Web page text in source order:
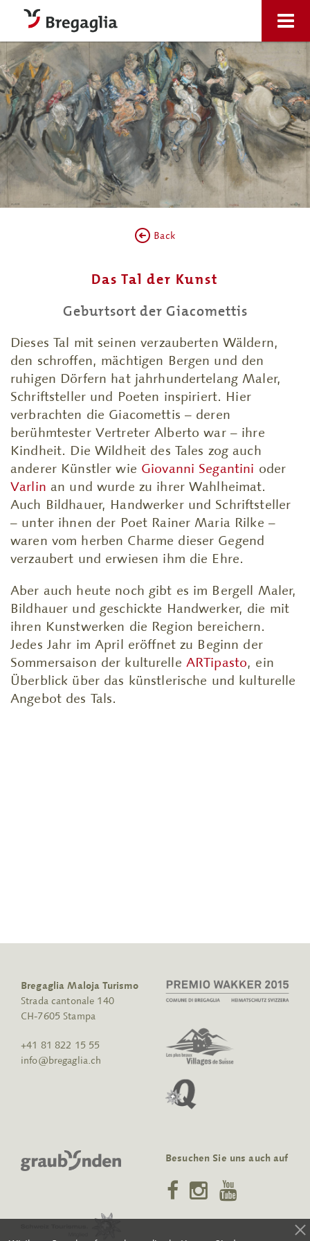
Back
Das Tal der Kunst
Geburtsort der Giacomettis
Dieses Tal mit seinen verzauberten Wäldern,
den schroffen, mächtigen Bergen und den
ruhigen Dörfern hat jahrhundertelang Maler,
Schriftsteller und Poeten inspiriert. Hier
verbrachten die Giacomettis – deren
berühmtester Vertreter Alberto war – ihre
Kindheit. Die Wildheit des Tales zog auch
anderer Künstler wie Giovanni Segantini oder
Varlin an und wurde zu ihrer Wahlheimat.
Auch Bildhauer, Handwerker und Schriftsteller
– unter ihnen der Poet Rainer Maria Rilke –
waren vom herben Charme dieser Gegend
verzaubert und erwiesen ihm die Ehre.
Aber auch heute noch gibt es im Bergell Maler,
Bildhauer und geschickte Handwerker, die mit
ihren Kunstwerken die Region bereichern.
Jedes Jahr im April eröffnet zu Beginn der
Sommersaison der kulturelle ARTipasto, ein
Überblick über das künstlerische und kulturelle
Angebot des Tals.
Bregaglia Maloja Turismo
Strada cantonale 140
CH-7605 Stampa
+41 81 822 15 55
info@bregaglia.ch
Besuchen Sie uns auch auf